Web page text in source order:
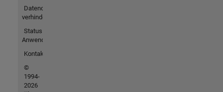
Datendiebstahl
verhindern
Status von
Anwendungen
Kontakt
©
1994-
2026